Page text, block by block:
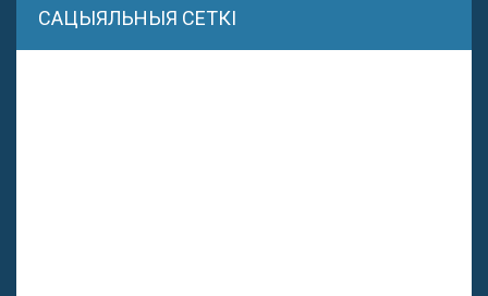
САЦЫЯЛЬНЫЯ СЕТКІ